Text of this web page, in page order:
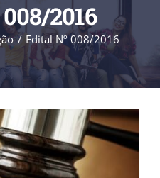
2016
Edital Nº 008/2016